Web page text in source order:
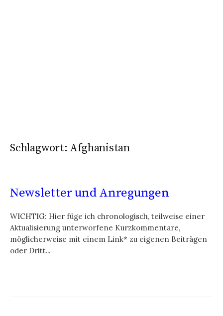
Schlagwort: Afghanistan
Newsletter und Anregungen
WICHTIG: Hier füge ich chronologisch, teilweise einer
Aktualisierung unterworfene Kurzkommentare,
möglicherweise mit einem Link* zu eigenen Beiträgen
oder Dritt...